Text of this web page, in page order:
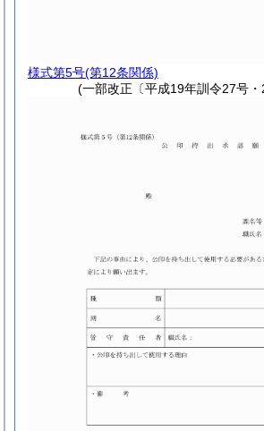
様式第5号(第12条関係)
(一部改正〔平成19年訓令27号